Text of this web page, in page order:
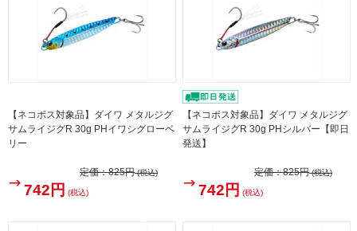
【ネコポス対象品】ダイワ メタルジグ
サムライジグR 30g PHイワシグローベ
リー
定価：825円(税込)
742円 (税込)
【ネコポス対象品】ダイワ メタルジグ
サムライジグR 30g PHシルバー【即日
発送】
定価：825円(税込)
742円 (税込)